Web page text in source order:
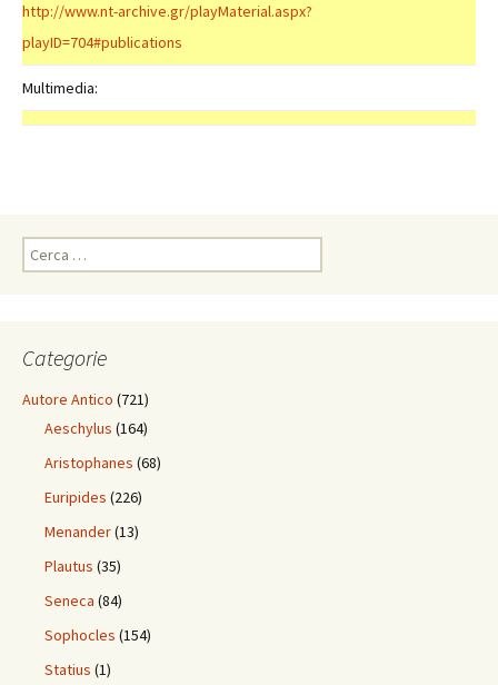
http://www.nt-archive.gr/playMaterial.aspx?
playID=704#publications
Multimedia:
Ricerca
per:
Categorie
Autore Antico (721)
Aeschylus (164)
Aristophanes (68)
Euripides (226)
Menander(13)
Plautus (35)
Seneca (84)
Sophocles (154)
Statius (1)